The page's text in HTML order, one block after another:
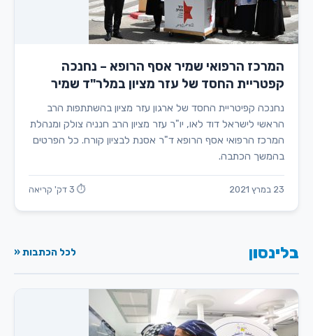
המרכז הרפואי שמיר אסף הרופא – נחנכה
קפטריית החסד של עזר מציון במלר"ד שמיר
נחנכה קפיטריית החסד של ארגון עזר מציון בהשתתפות הרב
הראשי לישראל דוד לאו, יו"ר עזר מציון הרב חנניה צולק ומנהלת
המרכז הרפואי אסף הרופא ד"ר אסנת לבציון קורח. כל הפרטים
בהמשך הכתבה.
23 במרץ 2021 ⏱ 3 דק' קריאה
בלינסון לכל הכתבות «